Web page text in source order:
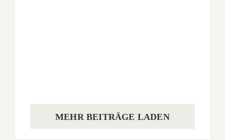
MEHR BEITRÄGE LADEN